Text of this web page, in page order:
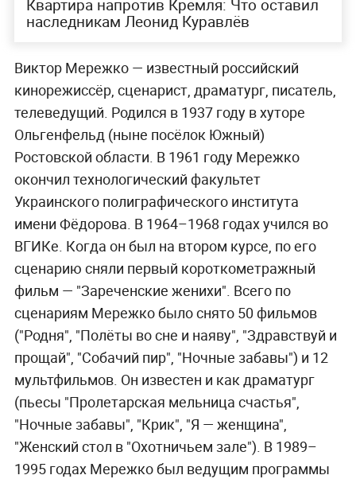
Квартира напротив Кремля: Что оставил
наследникам Леонид Куравлёв
Виктор Мережко — известный российский
кинорежиссёр, сценарист, драматург, писатель,
телеведущий. Родился в 1937 году в хуторе
Ольгенфельд (ныне посёлок Южный)
Ростовской области. В 1961 году Мережко
окончил технологический факультет
Украинского полиграфического института
имени Фёдорова. В 1964–1968 годах учился во
ВГИКе. Когда он был на втором курсе, по его
сценарию сняли первый короткометражный
фильм — "Зареченские женихи". Всего по
сценариям Мережко было снято 50 фильмов
("Родня", "Полёты во сне и наяву", "Здравствуй и
прощай", "Собачий пир", "Ночные забавы") и 12
мультфильмов. Он известен и как драматург
(пьесы "Пролетарская мельница счастья",
"Ночные забавы", "Крик", "Я — женщина",
"Женский стол в "Охотничьем зале"). В 1989–
1995 годах Мережко был ведущим программы